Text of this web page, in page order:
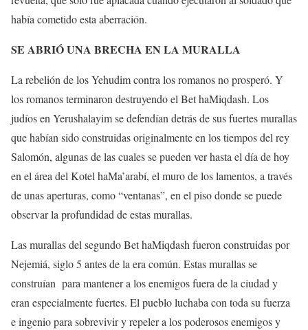
había cometido esta aberración.
SE ABRIÓ UNA BRECHA EN LA MURALLA
La rebelión de los Yehudim contra los romanos no prosperó. Y
los romanos terminaron destruyendo el Bet haMiqdash. Los
judíos en Yerushalayim se defendían detrás de sus fuertes murallas
que habían sido construidas originalmente en los tiempos del rey
Salomón, algunas de las cuales se pueden ver hasta el día de hoy
en el área del Kotel haMa’arabí, el muro de los lamentos, a través
de unas aperturas, como “ventanas”, en el piso donde se puede
observar la profundidad de estas murallas.
Las murallas del segundo Bet haMiqdash fueron construidas por
Nejemiá, siglo 5 antes de la era común. Estas murallas se
construían para mantener a los enemigos fuera de la ciudad y
eran especialmente fuertes. El pueblo luchaba con toda su fuerza
e ingenio para sobrevivir y repeler a los poderosos enemigos y